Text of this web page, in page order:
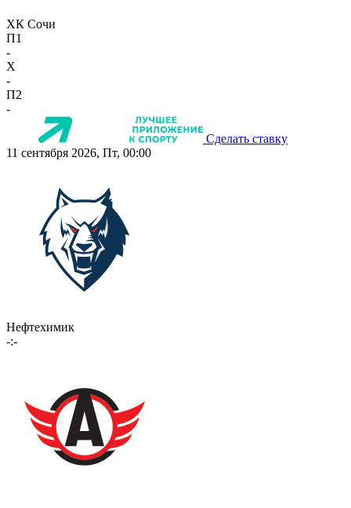
ХК Сочи
П1
-
X
-
П2
-
Сделать ставку
11 сентября 2026, Пт, 00:00
Нефтехимик
-:-